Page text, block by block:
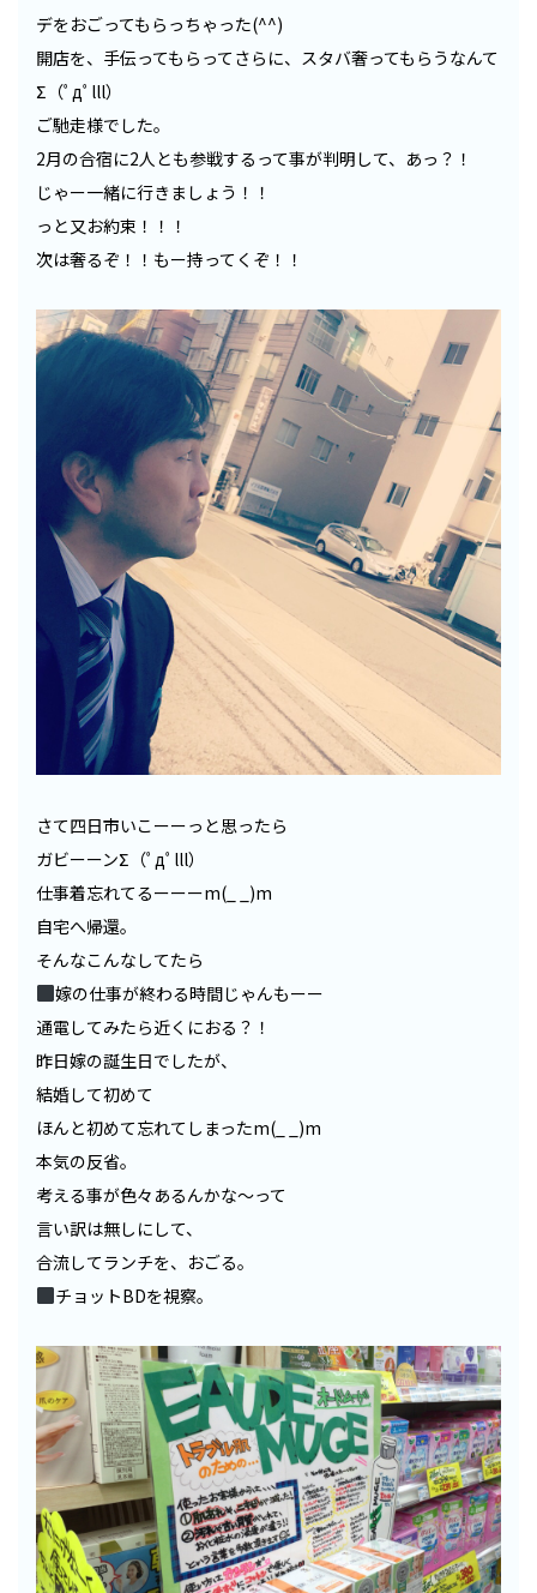
デをおごってもらっちゃった(^^)
開店を、手伝ってもらってさらに、スタバ奢ってもらうなんて
Σ（ﾟдﾟlll）
ご馳走様でした。
2月の合宿に2人とも参戦するって事が判明して、あっ？！
じゃー一緒に行きましょう！！
っと又お約束！！！
次は奢るぞ！！もー持ってくぞ！！
さて四日市いこーーっと思ったら
ガビーーンΣ（ﾟдﾟlll）
仕事着忘れてるーーーm(_ _)m
自宅へ帰還。
そんなこんなしてたら
嫁の仕事が終わる時間じゃんもーー
通電してみたら近くにおる？！
昨日嫁の誕生日でしたが、
結婚して初めて
ほんと初めて忘れてしまったm(_ _)m
本気の反省。
考える事が色々あるんかな〜って
言い訳は無しにして、
合流してランチを、おごる。
チョットBDを視察。